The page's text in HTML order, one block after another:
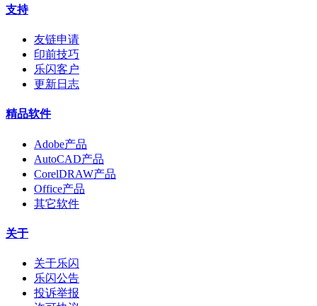
支持
友链申请
印前技巧
乐闪客户
更新日志
精品软件
Adobe产品
AutoCAD产品
CorelDRAW产品
Office产品
其它软件
关于
关于乐闪
乐闪公告
投诉举报